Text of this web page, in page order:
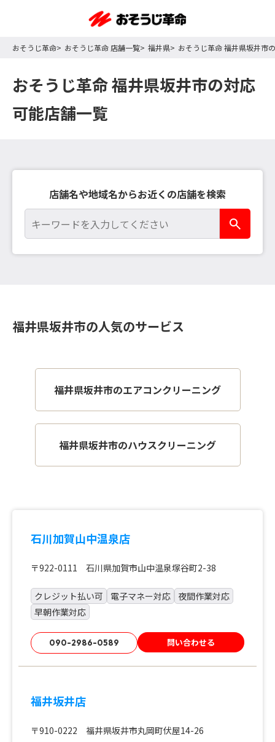
おそうじ革命 おそうじ革命 店舗一覧 福井県 おそうじ革命 福井県坂井市
おそうじ革命 福井県坂井市の対応
可能店舗一覧
店舗名や地域名からお近くの店舗を検索
福井県坂井市の人気のサービス
福井県坂井市のエアコンクリーニング
福井県坂井市のハウスクリーニング
石川加賀山中温泉店
〒922-0111 石川県加賀市山中温泉塚谷町2-38
クレジット払い可 電子マネー対応
夜間作業対応
早朝作業対応
090-2986-0589 問い合わせる
福井坂井店
〒910-0222 福井県坂井市丸岡町伏屋14-26